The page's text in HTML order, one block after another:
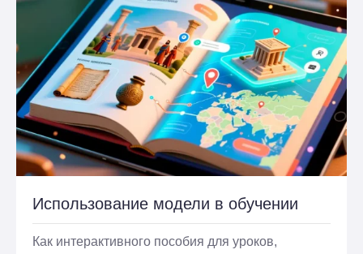
Использование модели в обучении
Как интерактивного пособия для уроков,